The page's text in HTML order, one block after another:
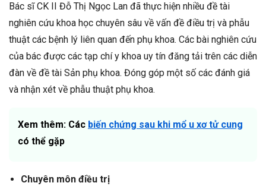
Bác sĩ CK II Đỗ Thị Ngọc Lan đã thực hiện nhiều đề tài
nghiên cứu khoa học chuyên sâu về vấn đề điều trị và phẫu
thuật các bệnh lý liên quan đến phụ khoa. Các bài nghiên cứu
của bác được các tạp chí y khoa uy tín đăng tải trên các diễn
đàn về đề tài Sản phụ khoa. Đóng góp một số các đánh giá
và nhận xét về phẫu thuật phụ khoa.
Xem thêm: Các biến chứng sau khi mổ u xơ tử cung
có thể gặp
Chuyên môn điều trị